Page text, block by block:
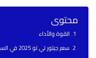
محتوى
القوة والأداء
سعر جيتور تي تو 2025 في السعودية